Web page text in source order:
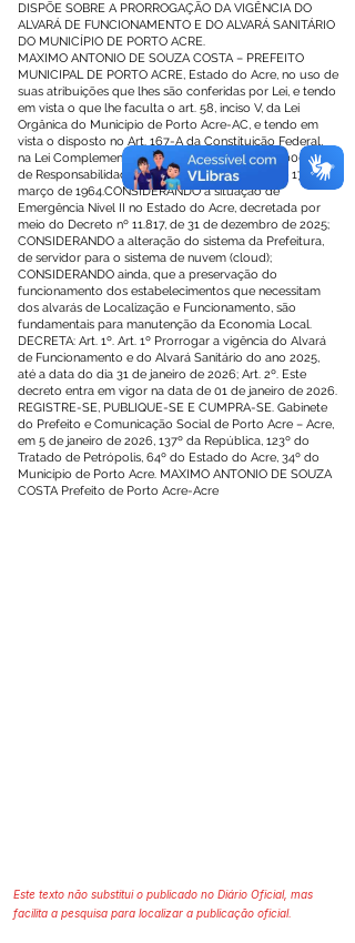
DISPÕE SOBRE A PRORROGAÇÃO DA VIGÊNCIA DO
ALVARÁ DE FUNCIONAMENTO E DO ALVARÁ SANITÁRIO
DO MUNICÍPIO DE PORTO ACRE.
MAXIMO ANTONIO DE SOUZA COSTA – PREFEITO
MUNICIPAL DE PORTO ACRE, Estado do Acre, no uso de
suas atribuições que lhes são conferidas por Lei, e tendo
em vista o que lhe faculta o art. 58, inciso V, da Lei
Orgânica do Município de Porto Acre-AC, e tendo em
vista o disposto no Art. 167-A da Constituição Federal,
na Lei Complementar nº 101, de 4 de maio de 2000 (Lei
de Responsabilidade Fiscal), e na Lei nº 4.320, de 17 de
março de 1964.CONSIDERANDO a situação de
Emergência Nível II no Estado do Acre, decretada por
meio do Decreto nº 11.817, de 31 de dezembro de 2025;
CONSIDERANDO a alteração do sistema da Prefeitura,
de servidor para o sistema de nuvem (cloud);
CONSIDERANDO ainda, que a preservação do
funcionamento dos estabelecimentos que necessitam
dos alvarás de Localização e Funcionamento, são
fundamentais para manutenção da Economia Local.
DECRETA: Art. 1º. Art. 1º Prorrogar a vigência do Alvará
de Funcionamento e do Alvará Sanitário do ano 2025,
até a data do dia 31 de janeiro de 2026; Art. 2º. Este
decreto entra em vigor na data de 01 de janeiro de 2026.
REGISTRE-SE, PUBLIQUE-SE E CUMPRA-SE. Gabinete
do Prefeito e Comunicação Social de Porto Acre – Acre,
em 5 de janeiro de 2026, 137º da República, 123º do
Tratado de Petrópolis, 64º do Estado do Acre, 34º do
Município de Porto Acre. MAXIMO ANTONIO DE SOUZA
COSTA Prefeito de Porto Acre-Acre
Este texto não substitui o publicado no Diário Oficial, mas
facilita a pesquisa para localizar a publicação oficial.